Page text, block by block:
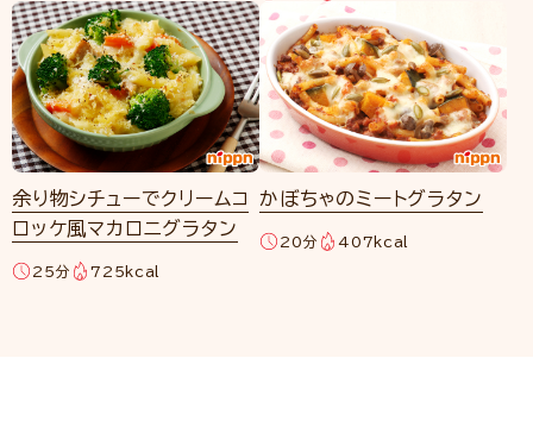
余り物シチューでクリームコ
ロッケ風マカロニグラタン
25分 725kcal
かぼちゃのミートグラタン
20分 407kcal